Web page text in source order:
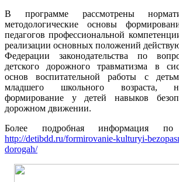
В программе рассмотрены
методологические основы
педагогов профессиональной
реализации основных положений
Федерации законодательства по
детского дорожного травматизма в
основ воспитательной работы с
младшего школьного возраста,
формирование у детей навыков
дорожном движении.
Более подробная информация
http://detibdd.ru/formirovanie-kulturyi-
dorogah/